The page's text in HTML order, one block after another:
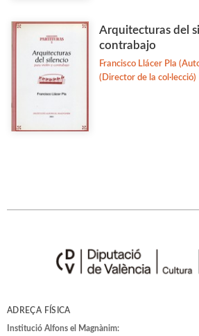
Arquitecturas del
contrabajo
Francisco Llácer Pla
(Director de la col·lecció)
ADREÇA FÍSICA
Institució Alfons el Magnànim: